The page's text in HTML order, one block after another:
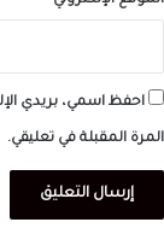
احفظ اسمي، بريدي
المرة المقبلة في تعليقي.